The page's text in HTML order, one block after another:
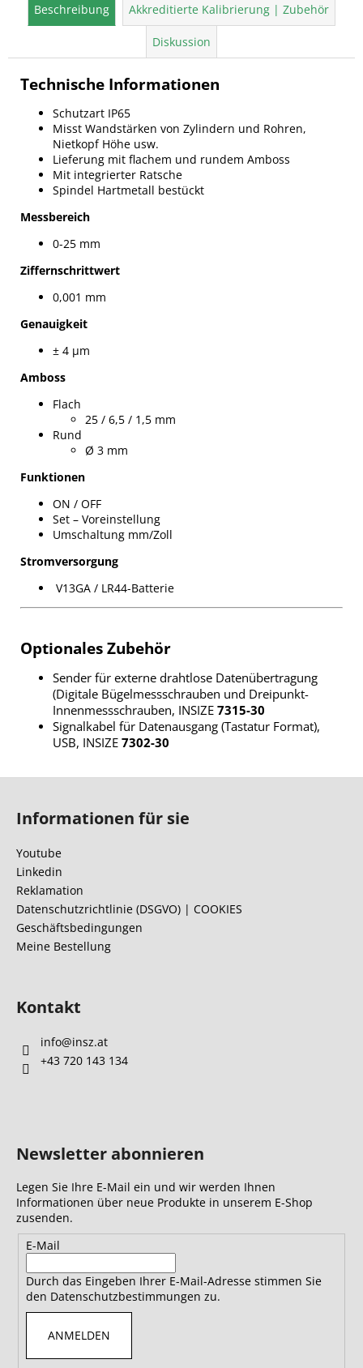
Beschreibung Akkreditierte Kalibrierung | Zubehör
Diskussion
Technische Informationen
Schutzart IP65
Misst Wandstärken von Zylindern und Rohren,
Nietkopf Höhe usw.
Lieferung mit flachem und rundem Amboss
Mit integrierter Ratsche
Spindel Hartmetall bestückt
Messbereich
0-25 mm
Ziffernschrittwert
0,001 mm
Genauigkeit
± 4 µm
Amboss
Flach
25 / 6,5 / 1,5 mm
Rund
Ø 3 mm
Funktionen
ON / OFF
Set – Voreinstellung
Umschaltung mm/Zoll
Stromversorgung
V13GA / LR44-Batterie
Optionales Zubehör
Sender für externe drahtlose Datenübertragung
(Digitale Bügelmessschrauben und Dreipunkt-
Innenmessschrauben, INSIZE 7315-30
Signalkabel für Datenausgang (Tastatur Format),
USB, INSIZE 7302-30
Informationen für sie
Youtube
Linkedin
Reklamation
Datenschutzrichtlinie (DSGVO) | COOKIES
Geschäftsbedingungen
Meine Bestellung
Kontakt
info@insz.at
+43 720 143 134
Newsletter abonnieren
Legen Sie Ihre E-Mail ein und wir werden Ihnen
Informationen über neue Produkte in unserem E-Shop
zusenden.
E-Mail
Durch das Eingeben Ihrer E-Mail-Adresse stimmen Sie
den Datenschutzbestimmungen zu.
ANMELDEN